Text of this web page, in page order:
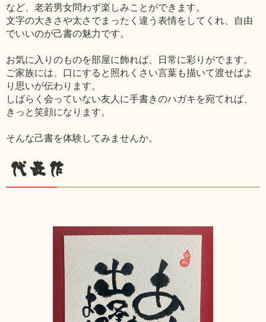
など、老若男女問わず楽しみことができます。
文字の大きさや太さでまったく違う表情をしてくれ、自由
でいいのが己書の魅力です。
お気に入りのものを部屋に飾れば、日常に彩りがでます。
ご家族には、口にすると照れくさい言葉も描いて渡せばよ
り思いが伝わります。
しばらく会っていない友人に手書きのハガキを宛てれば、
きっと笑顔になります。
そんな己書を体験してみませんか。
代表作